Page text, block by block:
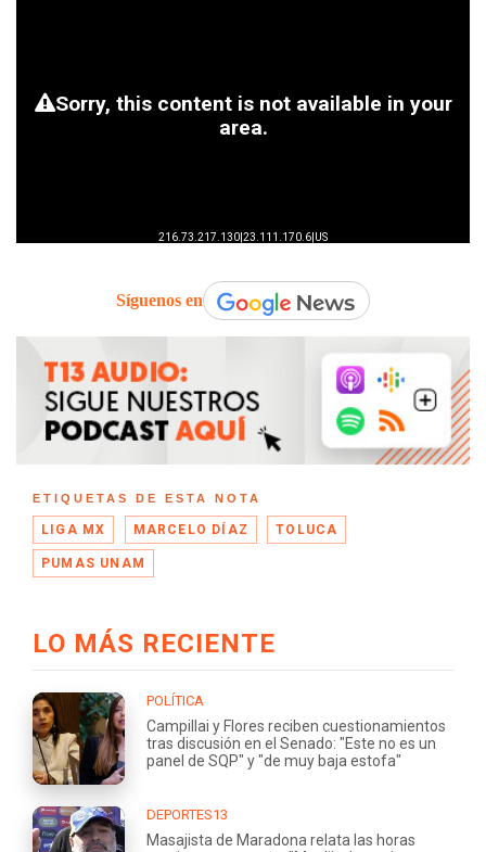
Síguenos en
ETIQUETAS DE ESTA NOTA
LIGA MX MARCELO DÍAZ TOLUCA
PUMAS UNAM
LO MÁS RECIENTE
POLÍTICA
Campillai y Flores reciben cuestionamientos
tras discusión en el Senado: "Este no es un
panel de SQP" y "de muy baja estofa"
DEPORTES13
Masajista de Maradona relata las horas